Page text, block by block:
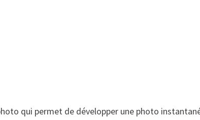
qui permet de développer une photo